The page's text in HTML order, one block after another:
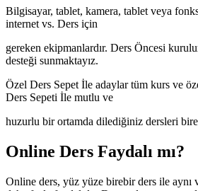
Bilgisayar, tablet, kamera, tablet veya
internet vs. Ders için
gereken ekipmanlardır. Ders Öncesi
desteği sunmaktayız.
Özel Ders Sepet İle adaylar tüm kurs ve
Ders Sepeti İle mutlu ve
huzurlu bir ortamda dilediğiniz dersleri
Online Ders Faydalı mı?
Online ders, yüz yüze birebir ders ile aynı